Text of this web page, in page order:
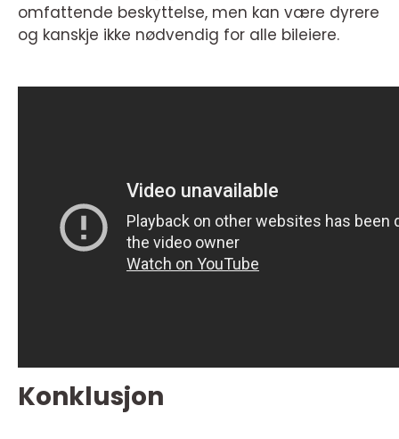
omfattende beskyttelse, men kan være dyrere
og kanskje ikke nødvendig for alle bileiere.
Konklusjon